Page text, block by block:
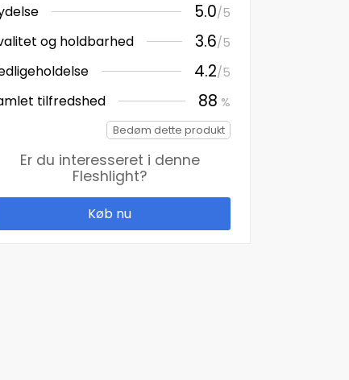
5.0/5
og holdbarhed 3.6/5
4.2/5
tilfredshed 88 %
Bedøm dette produkt
Er du interesseret i denne
Fleshlight?
Køb nu